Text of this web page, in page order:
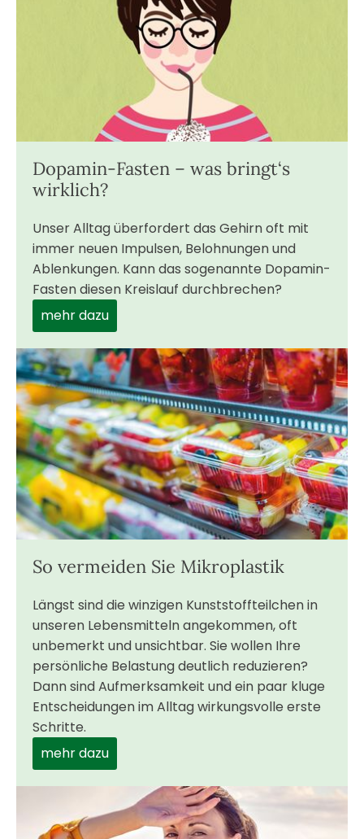
Dopamin-Fasten – was bringt‘s
wirklich?
Unser Alltag überfordert das Gehirn oft mit
immer neuen Impulsen, Belohnungen und
Ablenkungen. Kann das sogenannte Dopamin-
Fasten diesen Kreislauf durchbrechen?
mehr dazu
So vermeiden Sie Mikroplastik
Längst sind die winzigen Kunststoffteilchen in
unseren Lebensmitteln angekommen, oft
unbemerkt und unsichtbar. Sie wollen Ihre
persönliche Belastung deutlich reduzieren?
Dann sind Aufmerksamkeit und ein paar kluge
Entscheidungen im Alltag wirkungsvolle erste
Schritte.
mehr dazu